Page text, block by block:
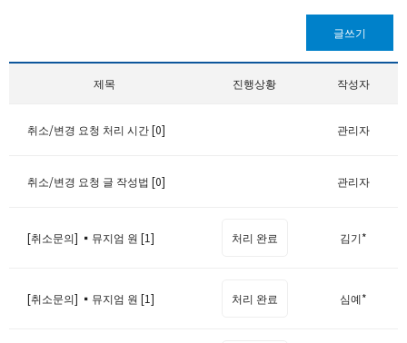
글쓰기
제목 진행상황 작성자
취소/변경 요청 처리 시간 [0] 관리자
취소/변경 요청 글 작성법 [0] 관리자
[취소문의] ▪️뮤지엄 원 [1] 처리 완료 김기*
[취소문의] ▪️뮤지엄 원 [1] 처리 완료 심예*